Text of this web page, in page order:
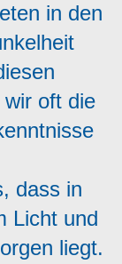
in den
oft die
dass in
Licht und
liegt.